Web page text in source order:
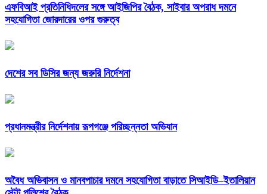
এফবিআই প্রতিনিধিদলের সঙ্গে আইজিপির বৈঠক, সাইবার অপরাধ দমনে
সহযোগিতা জোরদারের ওপর গুরুত্ব
দেশের সব ডিসির জন্য জরুরি নির্দেশনা
প্রধানমন্ত্রীর নির্দেশনায় রূপগঞ্জে পরিচ্ছন্নতা অভিযান
অবৈধ অভিবাসন ও মানবপাচার দমনে সহযোগিতা বাড়াতে সিআইডি–ইতালিয়ান